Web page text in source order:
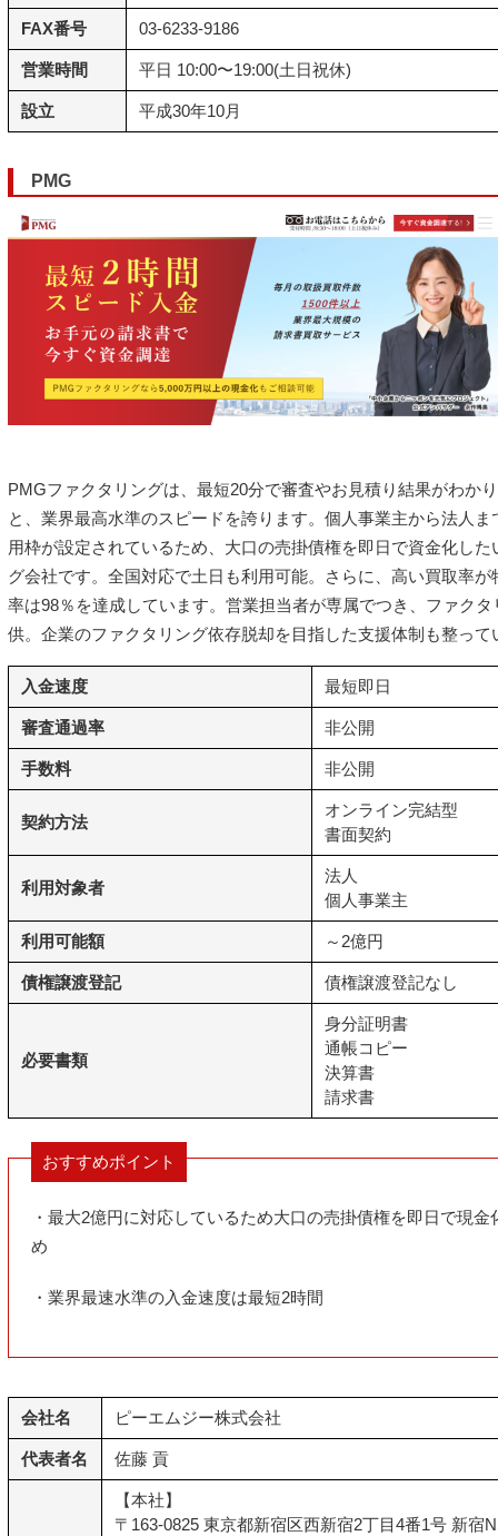
FAX番号 03-6233-9186
営業時間 平日 10:00〜19:00(土日祝休)
設立 平成30年10月
PMG
PMGファクタリングは、最短20分で審査やお見積り結果がわか
と、業界最高水準のスピードを誇ります。個人事業主から法人
用枠が設定されているため、大口の売掛債権を即日で資金化し
グ会社です。全国対応で土日も利用可能。さらに、高い買取率
率は98％を達成しています。営業担当者が専属でつき、ファク
供。企業のファクタリング依存脱却を目指した支援体制も整って
入金速度 最短即日
審査通過率 非公開
手数料 非公開
契約方法
オンライン完結型
書面契約
利用対象者
法人
個人事業主
利用可能額 ～2億円
債権譲渡登記 債権譲渡登記なし
必要書類
身分証明書
通帳コピー
決算書
請求書
おすすめポイント
・最大2億円に対応しているため大口の売掛債権を即日で現
め
・業界最速水準の入金速度は最短2時間
会社名 ピーエムジー株式会社
代表者名 佐藤 貢
【本社】
〒163-0825 東京都新宿区西新宿2丁目4番1号 新宿